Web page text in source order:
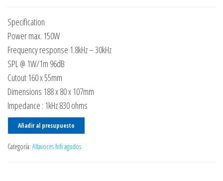
Specification
Power max. 150W
Frequency response 1.8kHz – 30kHz
SPL @ 1W/1m 96dB
Cutout 160 x 55mm
Dimensions 188 x 80 x 107mm
Impedance : 1kHz 830 ohms
Añadir al presupuesto
Categoría: Altavoces hifi agudos